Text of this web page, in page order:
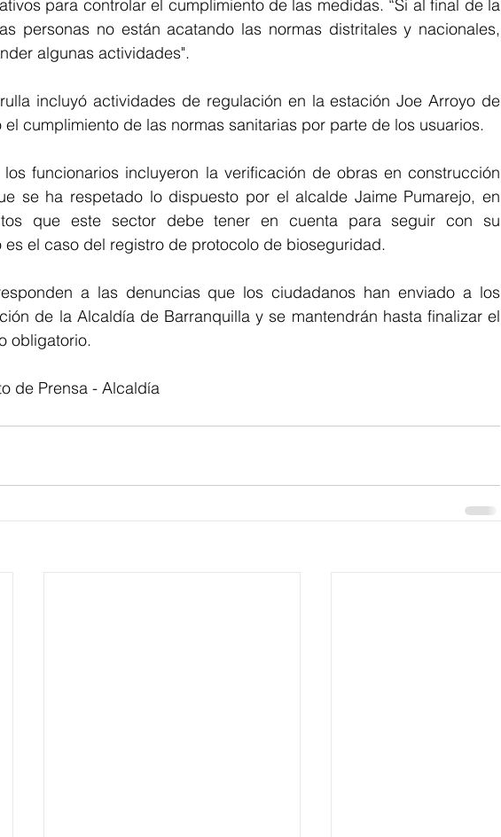
para controlar el cumplimiento de las medidas. “Si al final de la
personas no están acatando las normas distritales y nacionales,
algunas actividades".
incluyó actividades de regulación en la estación Joe Arroyo de
el cumplimiento de las normas sanitarias por parte de los usuarios.
funcionarios incluyeron la verificación de obras en construcción
se ha respetado lo dispuesto por el alcalde Jaime Pumarejo, en
que este sector debe tener en cuenta para seguir con su
es el caso del registro de protocolo de bioseguridad.
a las denuncias que los ciudadanos han enviado a los
de la Alcaldía de Barranquilla y se mantendrán hasta finalizar el
obligatorio.
de Prensa - Alcaldía